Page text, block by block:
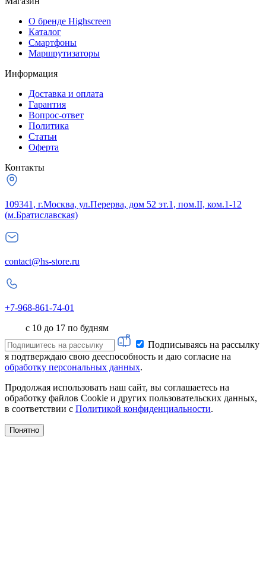
О бренде Highscreen
Каталог
Смартфоны
Маршрутизаторы
Информация
Доставка и оплата
Гарантия
Вопрос-ответ
Политика
Статьи
Оферта
Контакты
109341, г.Москва, ул.Перерва, дом 52 эт.1, пом.II, ком.1-12
(м.Братиславская)
contact@hs-store.ru
+7-968-861-74-01
с 10 до 17 по будням
Подписываясь на рассылку
я подтверждаю свою дееспособность и даю согласие на
обработку персональных данных.
Продолжая использовать наш сайт, вы соглашаетесь на
обработку файлов Cookie и других пользовательских данных,
в соответствии с Политикой конфиденциальности.
Понятно